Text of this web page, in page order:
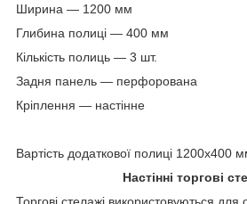
Ширина — 1200 мм
Глибина полиці — 400 мм
Кількість полиць — 3 шт.
Задня панель — перфорована
Кріплення — настінне
Вартість додаткової полиці 1200х400
Настінні торгові
Торгові стелажі використовуються для